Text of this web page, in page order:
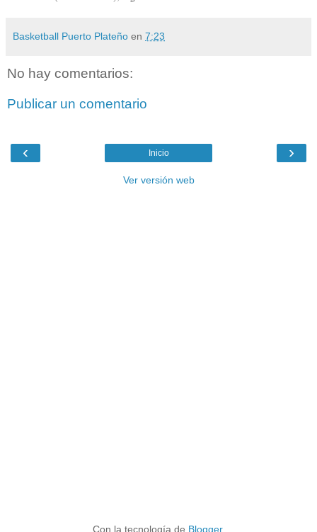
Basketball Puerto Plateño en 7:23
No hay comentarios:
Publicar un comentario
‹ ›
Inicio
Ver versión web
Con la tecnología de Blogger.